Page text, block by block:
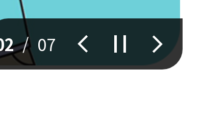
/ 07
이
전
지
다